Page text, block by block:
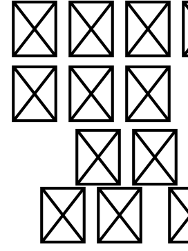
뭉게뭉
름꽃이
나
우리